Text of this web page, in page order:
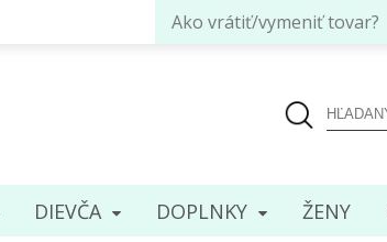
Ako vrátiť/vymeniť tovar?
DIEVČA DOPLNKY ENY